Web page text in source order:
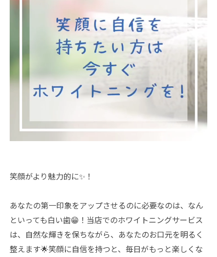
笑顔がより魅力的に✨！
あなたの第一印象をアップさせるのに必要なのは、なん
といっても白い歯😁！当店でのホワイトニングサービス
は、自然な輝きを保ちながら、あなたのお口元を明るく
整えます🌟笑顔に自信を持つと、毎日がもっと楽しくな